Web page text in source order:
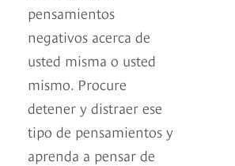
pensamientos
negativos acerca de
usted misma o usted
mismo. Procure
detener y distraer ese
tipo de pensamientos y
aprenda a pensar de